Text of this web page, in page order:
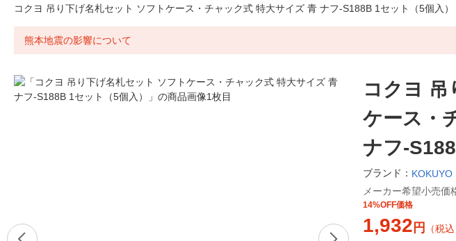
コクヨ 吊り下げ名札セット ソフトケース・チャック式 特大サイズ 青 ナフ-S188B 1セット（5個入）
熊本地震の影響について
コクヨ 吊
ケース・
ナフ-
ブランド： KOKUYO
メーカー希望小売価
14%OFF価格
1,932 円 （税込